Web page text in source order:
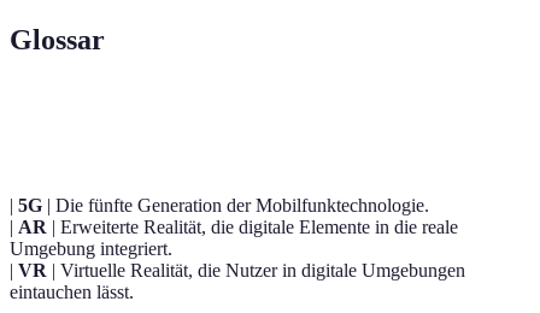
Glossar
| 5G | Die fünfte Generation der Mobilfunktechnologie.
| AR | Erweiterte Realität, die digitale Elemente in die reale
Umgebung integriert.
| VR | Virtuelle Realität, die Nutzer in digitale Umgebungen
eintauchen lässt.